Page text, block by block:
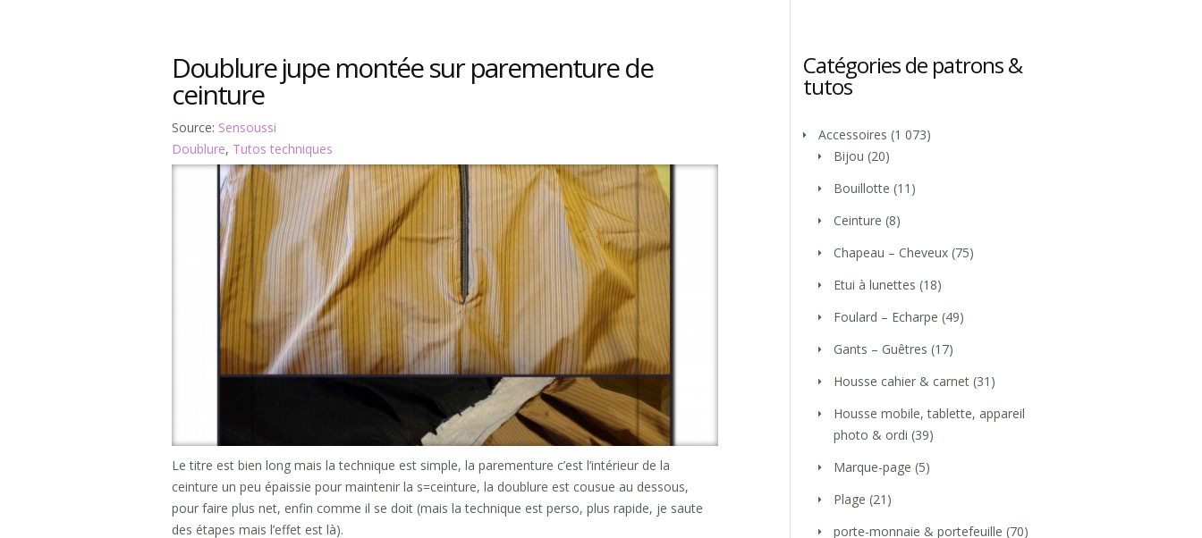
Doublure jupe montée sur parementure de
ceinture
Source: Sensoussi
Doublure, Tutos techniques
Le titre est bien long mais la technique est simple, la parementure c’est l’intérieur de la
ceinture un peu épaissie pour maintenir la s=ceinture, la doublure est cousue au dessous,
pour faire plus net, enfin comme il se doit (mais la technique est perso, plus rapide, je saute
des étapes mais l’effet est là).
Catégories de patrons &
tutos
Accessoires (1 073)
Bijou (20)
Bouillotte (11)
Ceinture (8)
Chapeau – Cheveux (75)
Etui à lunettes (18)
Foulard – Echarpe (49)
Gants – Guêtres (17)
Housse cahier & carnet (31)
Housse mobile, tablette, appareil
photo & ordi (39)
Marque-page (5)
Plage (21)
porte-monnaie & portefeuille (70)